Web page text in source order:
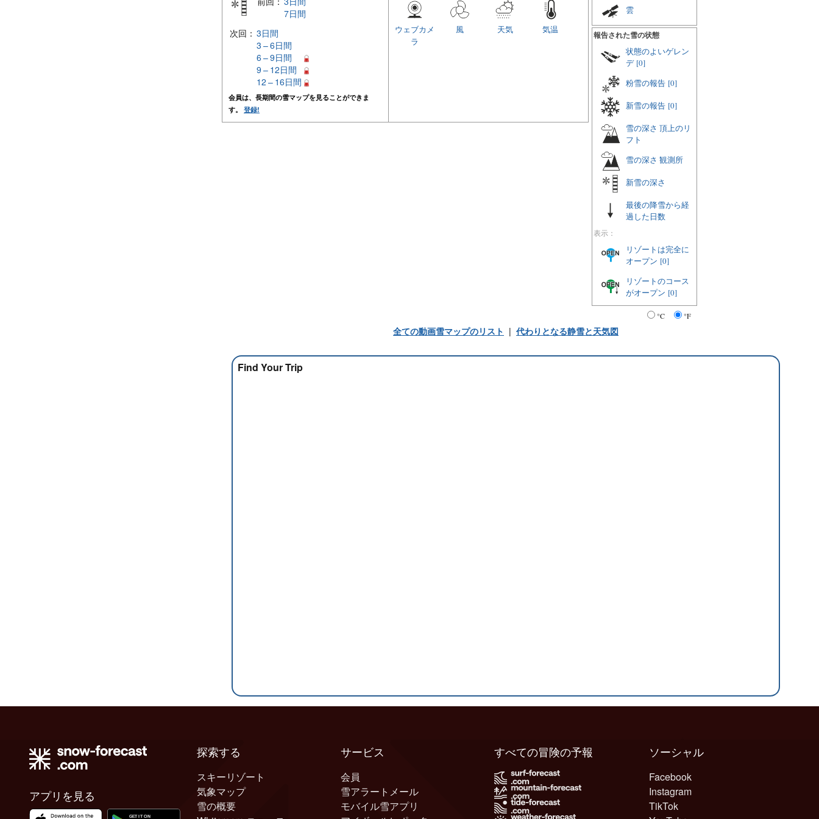
7日間
次回： 3日間
3 – 6日間
6 – 9日間
9 – 12日間
12 – 16日間
会員は、長期間の雪マップを見ることができま
す。 登録!
気温
天気
風
ウェブカメ
ラ
雲
報告された雪の状態
状態のよいゲレン
デ [0]
粉雪の報告 [0]
新雪の報告 [0]
雪の深さ 頂上のリ
フト
雪の深さ 観測所
新雪の深さ
最後の降雪から経
過した日数
表示：
リゾートは完全に
オープン [0]
リゾートのコース
がオープン [0]
°C °F
全ての動画雪マップのリスト | 代わりとなる静雪と天気図
Find Your Trip
アプリを見る
探索する
スキーリゾート
気象マップ
雪の概要
サービス
会員
雪アラートメール
モバイル雪アプリ
ソーシャル
Facebook
Instagram
TikTok
すべての冒険の予報